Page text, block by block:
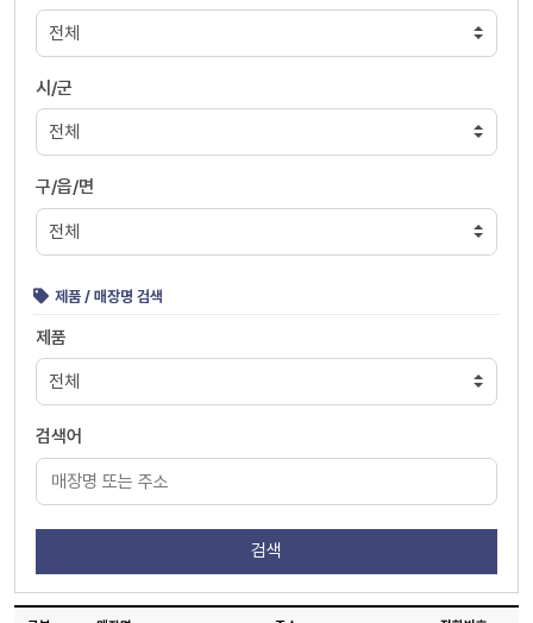
시/군
구/읍/면
제품 / 매장명 검색
제품
검색어